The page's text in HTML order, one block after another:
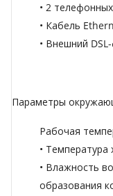
• 2
• Кабель
• Внешний
Параметры
Рабочая
• Температура
• Влажность
образования